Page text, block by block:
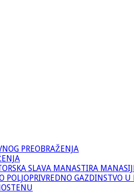
PREOBRAŽENJA
SLAVA MANASTIRA
POLJOPRIVREDNO GAZDINSTVO